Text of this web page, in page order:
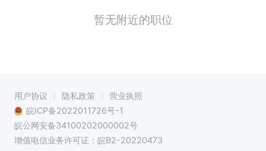
暂无附近的职位
用户协议 隐私政策
营业执照
皖ICP备2022011726号-1
皖公网安备34100202000002号
增值电信业务许可证：皖B2-20220473